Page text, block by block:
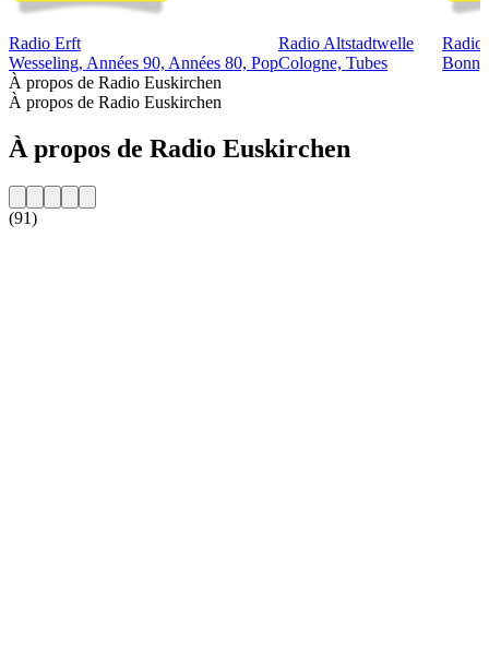
Radio Erft
Wesseling, Années 90, Années 80, Pop
Radio Altstadtwelle
Cologne, Tubes
Radio
Bonn,
À propos de Radio Euskirchen
À propos de Radio Euskirchen
À propos de Radio Euskirchen
(91)